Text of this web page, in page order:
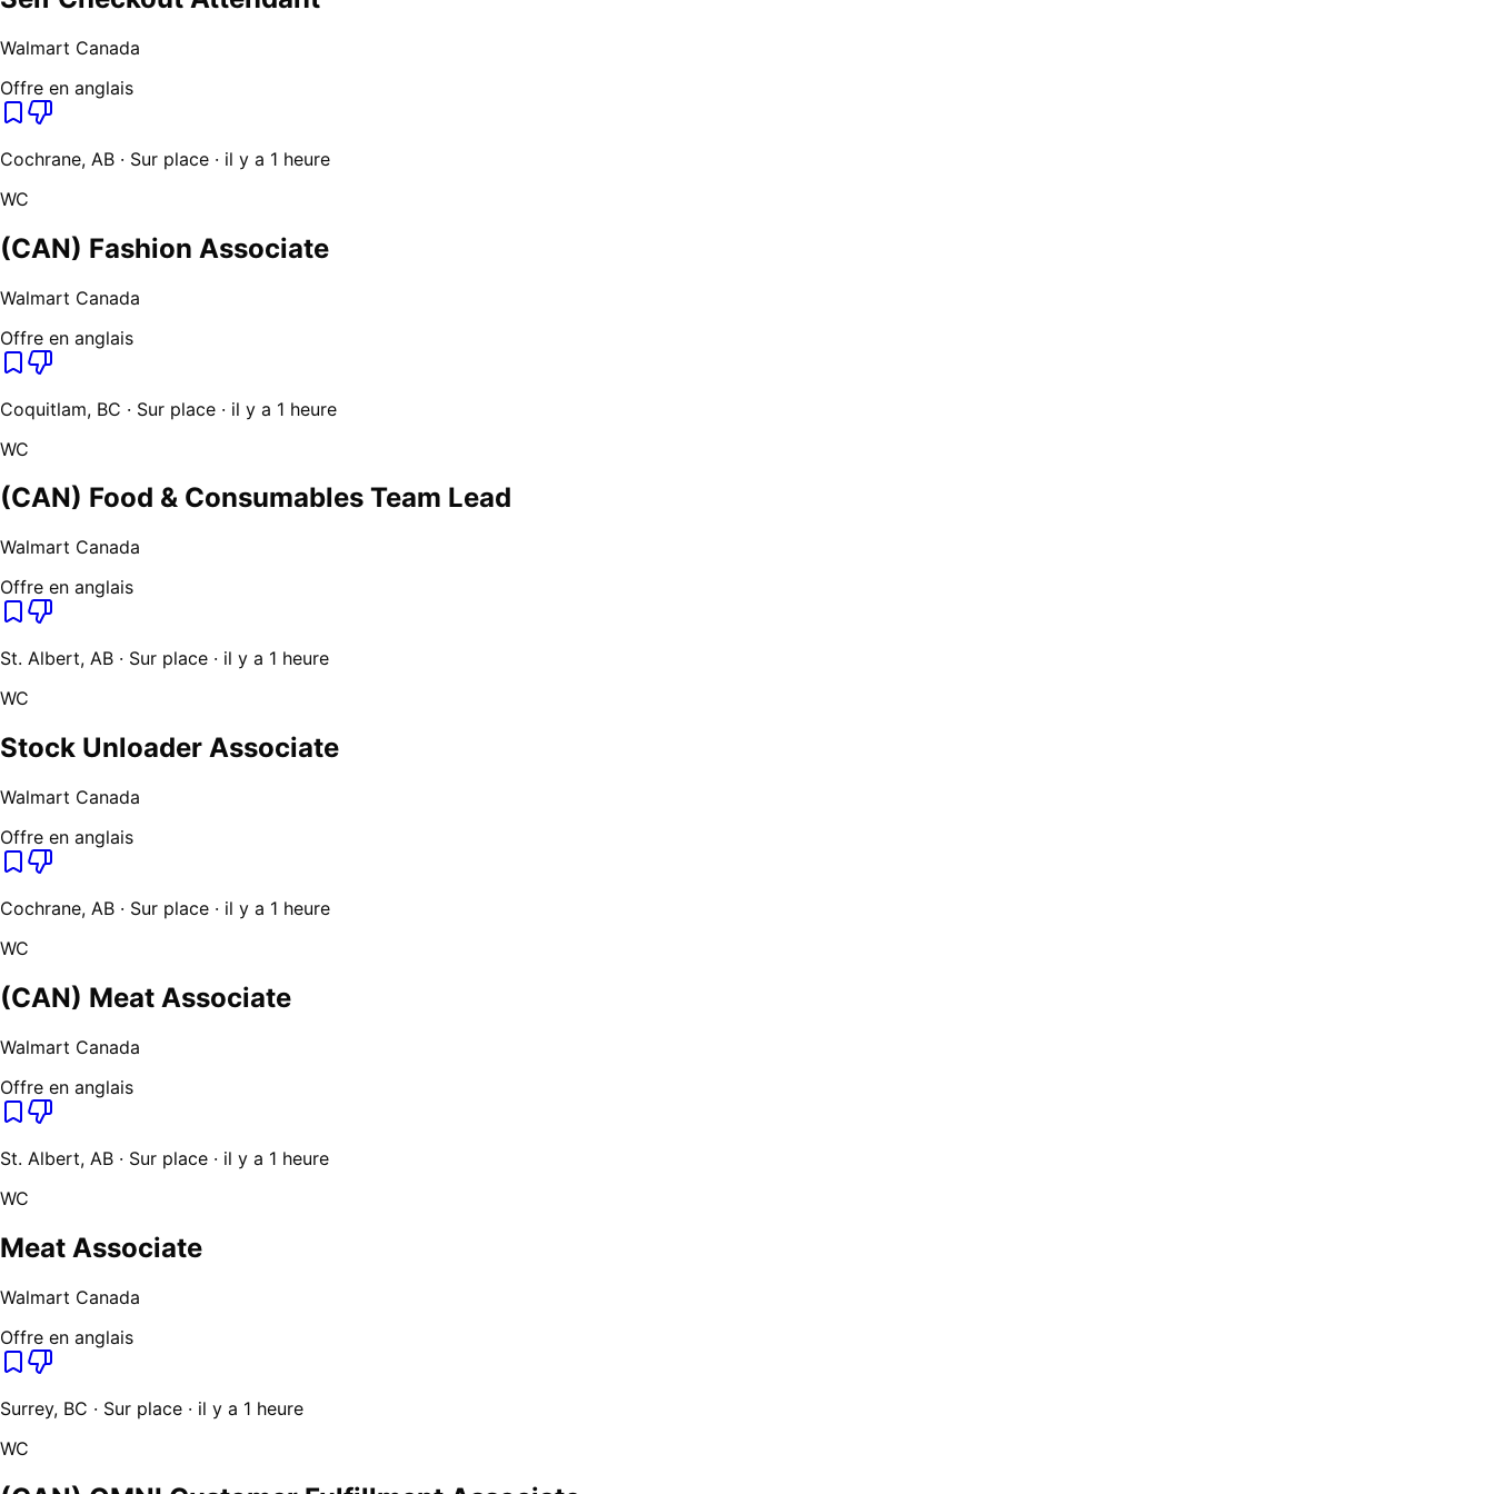
Walmart Canada
Offre en anglais
Cochrane, AB · Sur place · il y a 1 heure
WC
(CAN) Fashion Associate
Walmart Canada
Offre en anglais
Coquitlam, BC · Sur place · il y a 1 heure
WC
(CAN) Food & Consumables Team Lead
Walmart Canada
Offre en anglais
St. Albert, AB · Sur place · il y a 1 heure
WC
Stock Unloader Associate
Walmart Canada
Offre en anglais
Cochrane, AB · Sur place · il y a 1 heure
WC
(CAN) Meat Associate
Walmart Canada
Offre en anglais
St. Albert, AB · Sur place · il y a 1 heure
WC
Meat Associate
Walmart Canada
Offre en anglais
Surrey, BC · Sur place · il y a 1 heure
WC